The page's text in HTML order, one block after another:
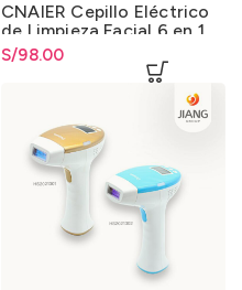
CNAIER Cepillo Eléctrico
de Limpieza Facial 6 en 1
S/98.00